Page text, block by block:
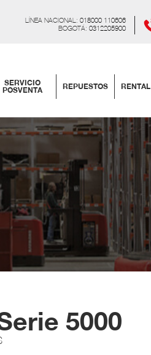
LÍNEA NACIONAL: 018000 110606
BOGOTÁ: 0312205900
SERVICIO
POSVENTA
REPUESTOS RENTAL
5000